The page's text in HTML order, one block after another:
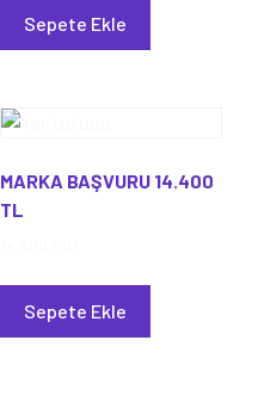
Sepete Ekle
MARKA BAŞVURU 14.400
TL
Sepete Ekle